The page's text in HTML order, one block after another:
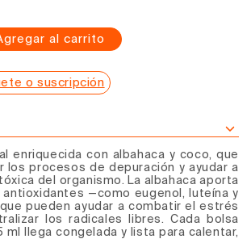
al carrito
o suscripción
enriquecida con albahaca y coco, que
los procesos de depuración y ayudar a
del organismo. La albahaca aporta
—como eugenol, luteína y
pueden ayudar a combatir el estrés
los radicales libres. Cada bolsa
ml llega congelada y lista para calentar,